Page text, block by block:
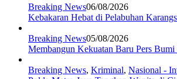
Breaking News06/08/2026
Kebakaran Hebat di Pelabuhan
Breaking News05/08/2026
Membangun Kekuatan Baru Pers
Breaking News, Kriminal, Nasional -